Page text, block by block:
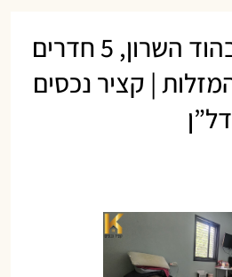
בית להשכרה בהוד השרון, 5 חדרים
| קציר נכסים